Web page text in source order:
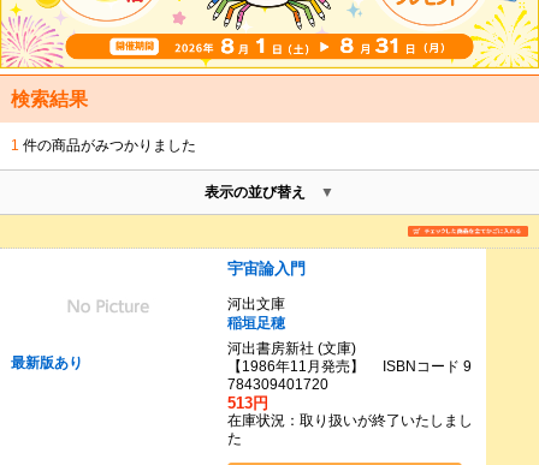
検索結果
1 件の商品がみつかりました
表示の並び替え
最新版あり
宇宙論入門
河出文庫
稲垣足穂
河出書房新社 (文庫)
【1986年11月発売】 ISBNコード 9
784309401720
513円
在庫状況：取り扱いが終了いたしまし
た